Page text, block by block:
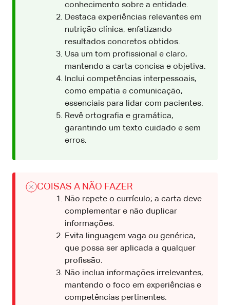
conhecimento sobre a entidade.
Destaca experiências relevantes em
nutrição clínica, enfatizando
resultados concretos obtidos.
Usa um tom profissional e claro,
mantendo a carta concisa e objetiva.
Inclui competências interpessoais,
como empatia e comunicação,
essenciais para lidar com pacientes.
Revê ortografia e gramática,
garantindo um texto cuidado e sem
erros.
COISAS A NÃO FAZER
Não repete o currículo; a carta deve
complementar e não duplicar
informações.
Evita linguagem vaga ou genérica,
que possa ser aplicada a qualquer
profissão.
Não inclua informações irrelevantes,
mantendo o foco em experiências e
competências pertinentes.